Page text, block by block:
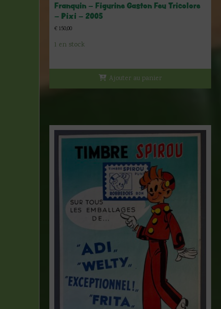
Franquin – Figurine Gaston Feu Tricolore
– Pixi – 2005
€ 150,00
1 en stock
Ajouter au panier